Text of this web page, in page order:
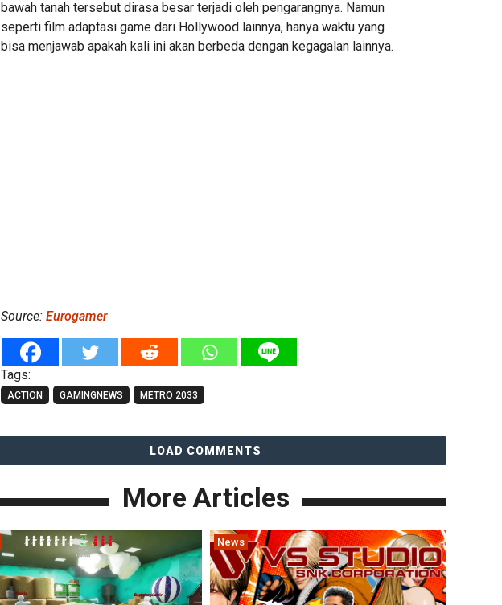
bawah tanah tersebut dirasa besar terjadi oleh pengarangnya. Namun
seperti film adaptasi game dari Hollywood lainnya, hanya waktu yang
bisa menjawab apakah kali ini akan berbeda dengan kegagalan lainnya.
Source: Eurogamer
Tags:
ACTION GAMINGNEWS METRO 2033
LOAD COMMENTS
More Articles
News